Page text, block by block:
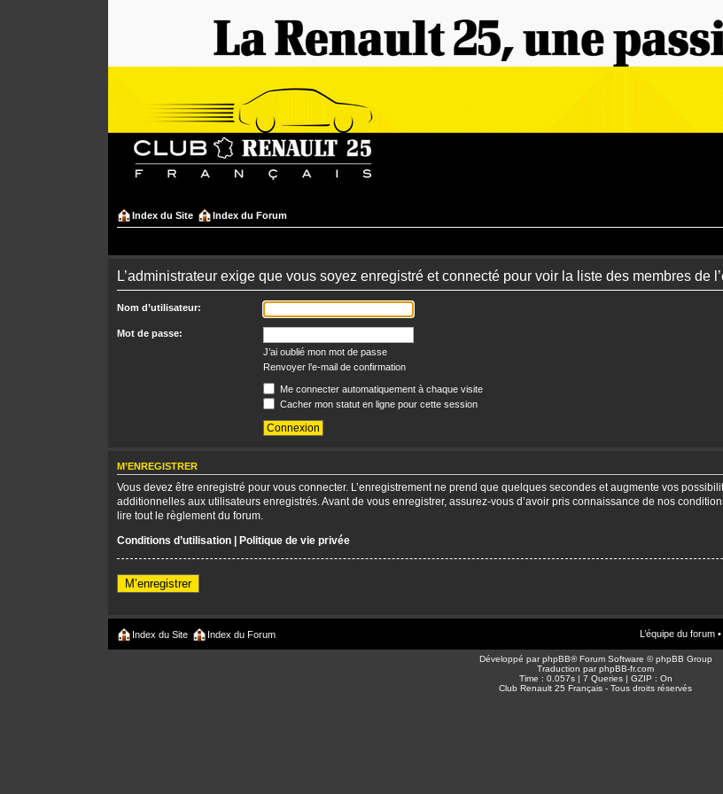
Index du Site Index du Forum
L’administrateur exige que vous soyez enregistré et connecté pour voir la liste des membres de
Nom d’utilisateur:
Mot de passe:
J’ai oublié mon mot de passe
Renvoyer l’e-mail de confirmation
Me connecter automatiquement à chaque visite
Cacher mon statut en ligne pour cette session
M’ENREGISTRER
Vous devez être enregistré pour vous connecter. L’enregistrement ne prend que quelques secondes et augmente vos
additionnelles aux utilisateurs enregistrés. Avant de vous enregistrer, assurez-vous d’avoir pris connaissance de nos
lire tout le règlement du forum.
Conditions d’utilisation | Politique de vie privée
M’enregistrer
Index du Site Index du Forum L’équipe du forum •
Développé parphpBB® Forum Software © phpBB Group
Traduction parphpBB-fr.com
Time : 0.057s | 7 Queries | GZIP : On
Club Renault 25 Français - Tous droits réservés